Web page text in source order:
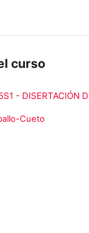
curso
- DISERTACIÓN
Cueto